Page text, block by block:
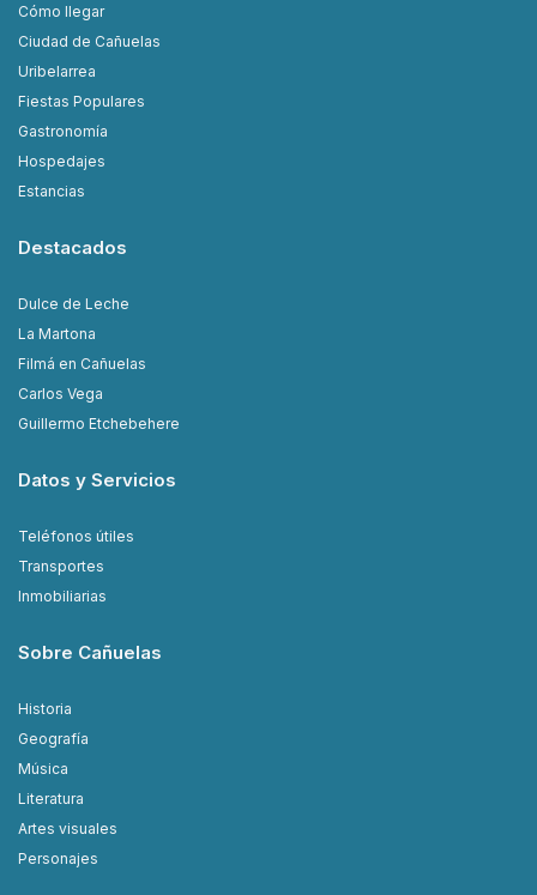
Cómo llegar
Ciudad de Cañuelas
Uribelarrea
Fiestas Populares
Gastronomía
Hospedajes
Estancias
Destacados
Dulce de Leche
La Martona
Filmá en Cañuelas
Carlos Vega
Guillermo Etchebehere
Datos y Servicios
Teléfonos útiles
Transportes
Inmobiliarias
Sobre Cañuelas
Historia
Geografía
Música
Literatura
Artes visuales
Personajes